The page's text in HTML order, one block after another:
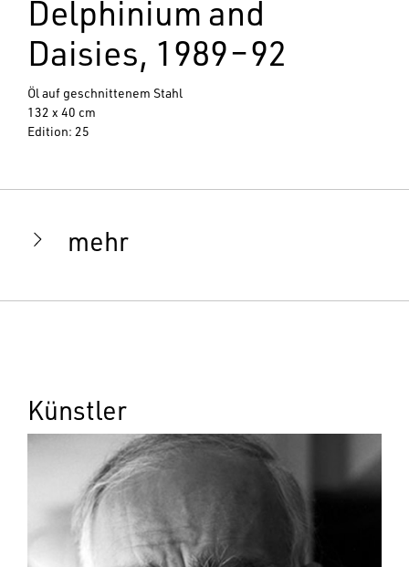
Delphinium and
Daisies, 1989–92
Öl auf geschnittenem Stahl
132 x 40 cm
Edition: 25
mehr
Künstler